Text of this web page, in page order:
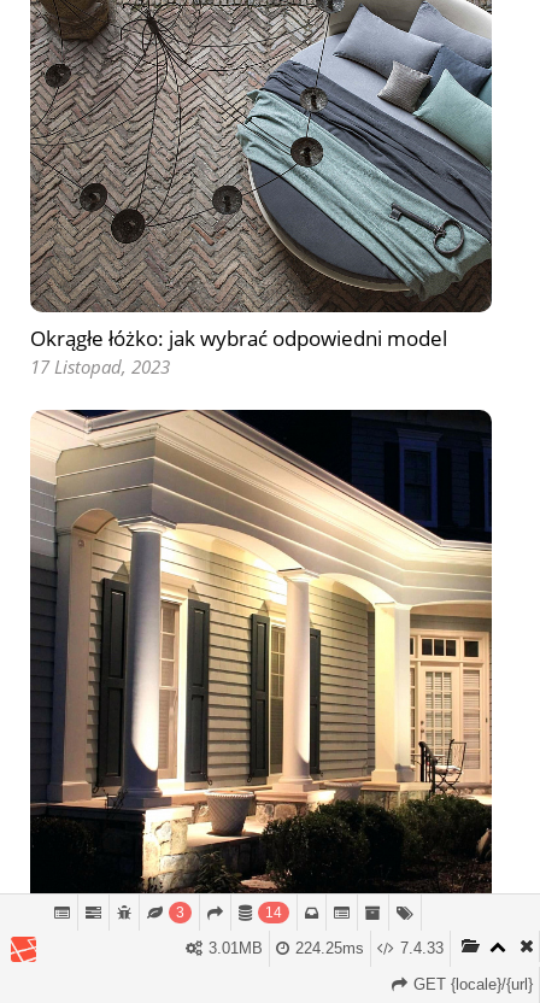
Okrągłe łóżko: jak wybrać odpowiedni model
17 Listopad, 2023
Oświetlenie elewacji prywatnego domu: główne
rodzaje i metody oświetlenia
3 14
7.4.33
224.25ms
3.01MB
GET {locale}/{url}